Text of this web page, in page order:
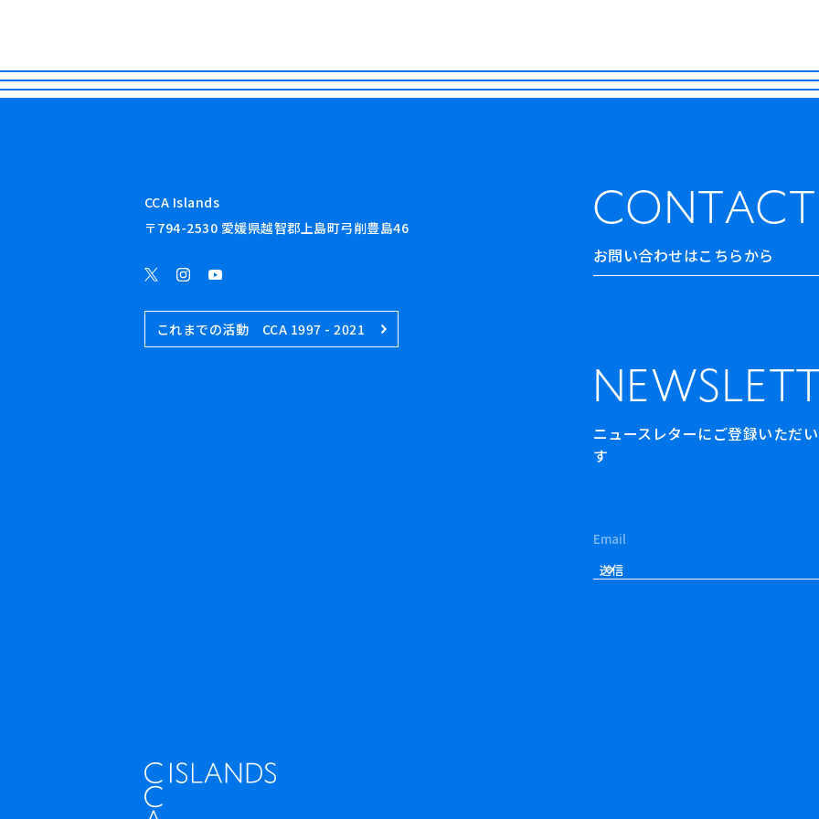
CONTACT
お問い合わせはこちらから
ニュースレターにご登録いただ
す
CCA Islands
〒794-2530 愛媛県越智郡上島町弓削豊島46
これまでの活動 CCA 1997 - 2021